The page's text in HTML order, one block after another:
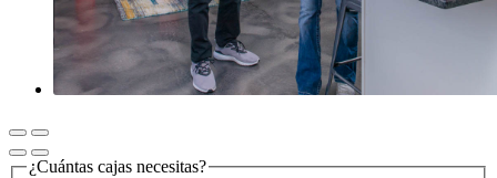
¿Cuántas cajas necesitas?